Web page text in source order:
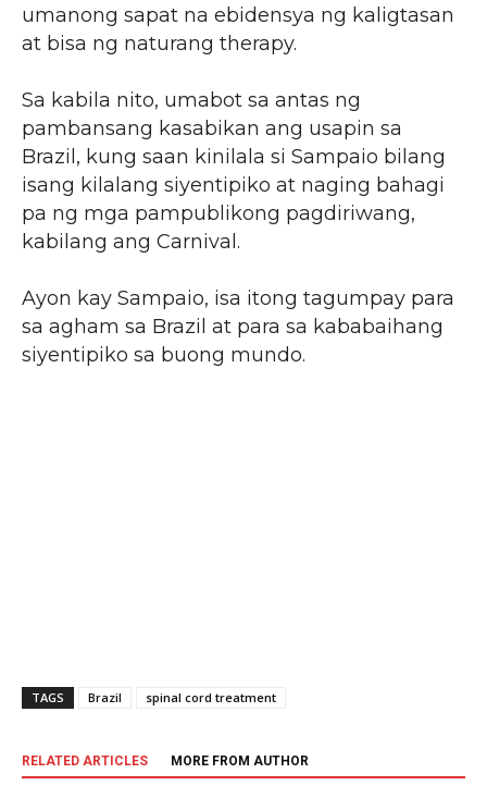
umanong sapat na ebidensya ng kaligtasan
at bisa ng naturang therapy.
Sa kabila nito, umabot sa antas ng
pambansang kasabikan ang usapin sa
Brazil, kung saan kinilala si Sampaio bilang
isang kilalang siyentipiko at naging bahagi
pa ng mga pampublikong pagdiriwang,
kabilang ang Carnival.
Ayon kay Sampaio, isa itong tagumpay para
sa agham sa Brazil at para sa kababaihang
siyentipiko sa buong mundo.
TAGS Brazil spinal cord treatment
RELATED ARTICLES MORE FROM AUTHOR